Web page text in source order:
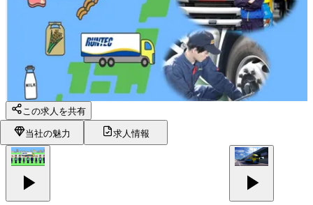
この求人を共有
当社の魅力 求人情報